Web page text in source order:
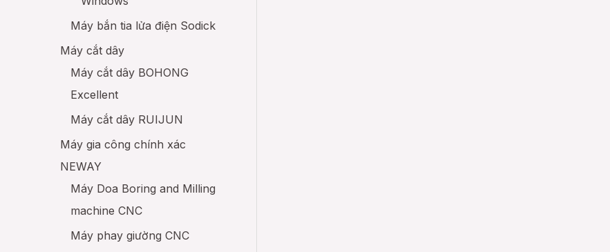
Máy bắn tia lửa điện Sodick
Máy cắt dây
Máy cắt dây BOHONG
Excellent
Máy cắt dây RUIJUN
Máy gia công chính xác
NEWAY
Máy Doa Boring and Milling
machine CNC
Máy phay giường CNC